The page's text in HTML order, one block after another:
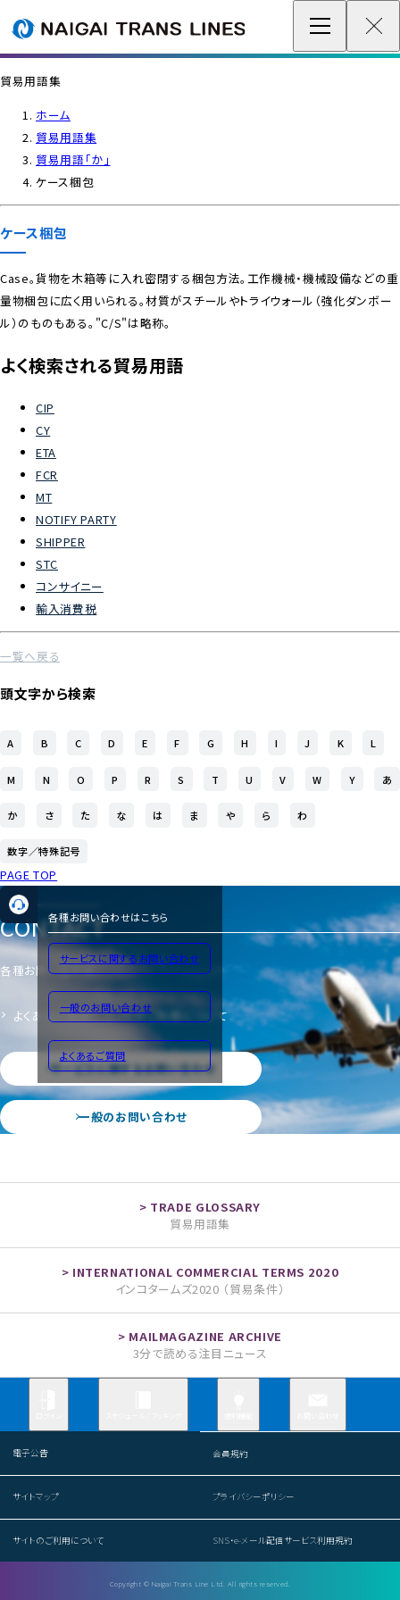
IR情報
サステナビリティ
ENGLISH
企業情報 / グローバルネットワーク
各種情報
最新情報
貿易用語集
ホーム
貿易用語集
貿易用語「か」
ケース梱包
ケース梱包
Case。貨物を木箱等に入れ密閉する梱包方法。工作機械・機械設備などの重
量物梱包に広く用いられる。材質がスチールやトライウォール（強化ダンボー
ル）のものもある。"C/S"は略称。
よく検索される貿易用語
CIP
CY
ETA
FCR
MT
NOTIFY PARTY
SHIPPER
STC
コンサイニー
輸入消費税
一覧へ戻る
頭文字から検索
A B C D E F G H I J K L
M N O P R S T U V W Y あ
か さ た な は ま や ら わ
数字／特殊記号
PAGE TOP
各種お問い合わせはこちら
サービスに関するお問い合わせ
一般のお問い合わせ
よくあるご質問
CONTACT
各種お問い合わせ
よくあるご質問 サイトのご利用について
サービスに関するお問い合わせ
一般のお問い合わせ
貿易用語集
インコタームズ2020 （貿易条件）
3分で読める注目ニュース
電子公告 会員規約
サイトマップ プライバシーポリシー
サイトのご利用について SNS・e-メール配信サービス利用規約
Copyright © Naigai Trans Line Ltd. All rights reserved.